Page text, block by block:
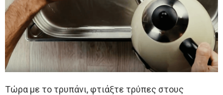
Τώρα με το τρυπάνι, φτιάξτε τρύπες στους